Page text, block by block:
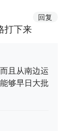
回复
打下来
且从南边运
够早日大批